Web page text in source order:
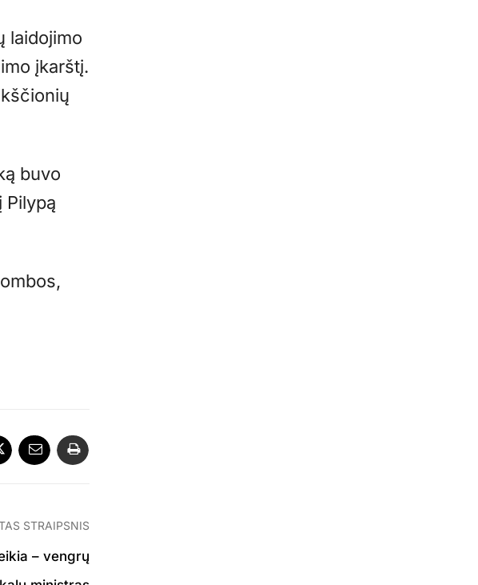
laidojimo
įkarštį.
buvo
Pilypą
STRAIPSNIS
– vengrų